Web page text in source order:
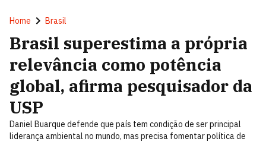
Home Brasil
Brasil superestima a própria
relevância como potência
global, afirma pesquisador da
USP
Daniel Buarque defende que país tem condição de ser principal
liderança ambiental no mundo, mas precisa fomentar política de